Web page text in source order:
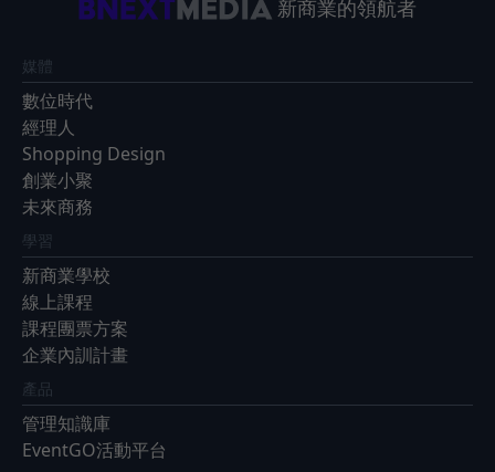
新商業的領航者
媒體
數位時代
經理人
Shopping Design
創業小聚
未來商務
學習
新商業學校
線上課程
課程團票方案
企業內訓計畫
產品
管理知識庫
EventGO活動平台